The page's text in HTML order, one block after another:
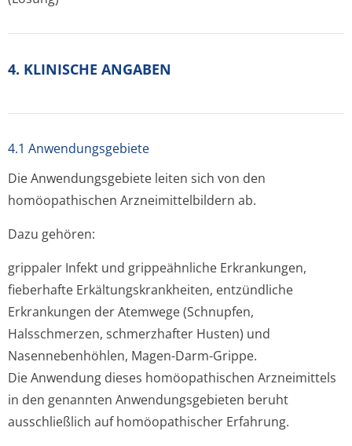
4. KLINISCHE ANGABEN
4.1 Anwendungsgebiete
Die Anwendungsgebiete leiten sich von den
homöopathischen Arzneimittelbil­dern ab.
Dazu gehören:
grippaler Infekt und grippeähnliche Erkrankungen,
fieberhafte Erkältungskran­kheiten, entzündliche
Erkrankungen der Atemwege (Schnupfen,
Halsschmerzen, schmerzhafter Husten) und
Nasennebenhöhlen, Magen-Darm-Grippe.
Die Anwendung dieses homöopathischen Arzneimittels
in den genannten Anwendungsgebieten beruht
ausschließlich auf homöopathischer Erfahrung.